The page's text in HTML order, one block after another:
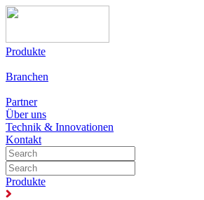
Produkte
Branchen
Partner
Über uns
Technik & Innovationen
Kontakt
Produkte